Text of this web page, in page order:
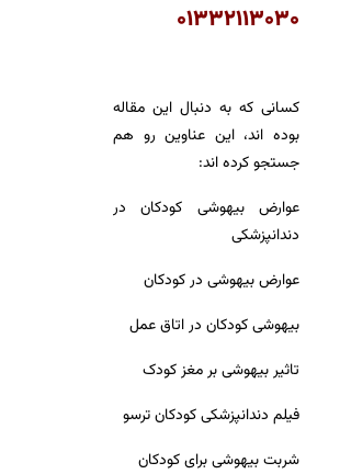
۰۱۳۳۲۱۱۳۰۳۰
کسانی که به دنبال این مقاله
بوده اند، این عناوین رو هم
جستجو کرده اند:
عوارض بیهوشی کودکان در
دندانپزشکی
عوارض بیهوشی در کودکان
بیهوشی کودکان در اتاق عمل
تاثیر بیهوشی بر مغز کودک
فیلم دندانپزشکی کودکان ترسو
شربت بیهوشی برای کودکان